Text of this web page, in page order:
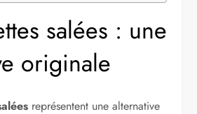
salées : une
originale
représentent une alternative